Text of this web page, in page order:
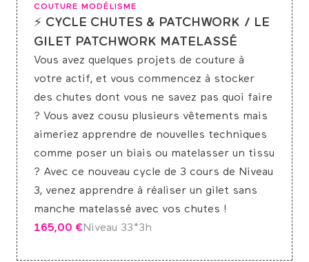
COUTURE MODÉLISME
⚡ CYCLE CHUTES & PATCHWORK / LE
GILET PATCHWORK MATELASSÉ
Vous avez quelques projets de couture à
votre actif, et vous commencez à stocker
des chutes dont vous ne savez pas quoi faire
? Vous avez cousu plusieurs vêtements mais
aimeriez apprendre de nouvelles techniques
comme poser un biais ou matelasser un tissu
? Avec ce nouveau cycle de 3 cours de Niveau
3, venez apprendre à réaliser un gilet sans
manche matelassé avec vos chutes !
165,00 €Niveau 33*3h